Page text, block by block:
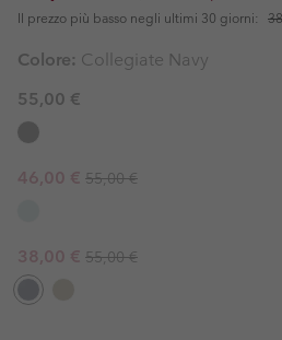
Il prezzo più basso negli ultimi 30 giorni:
Colore: Collegiate Navy
55,00 €
Sale price:
46,00 € Regular price:
55,00 €
Sale price:
38,00 € Regular price:
55,00 €